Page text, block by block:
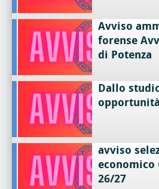
Avviso
forense
di Potenza
Dallo
avviso
economico
26/27